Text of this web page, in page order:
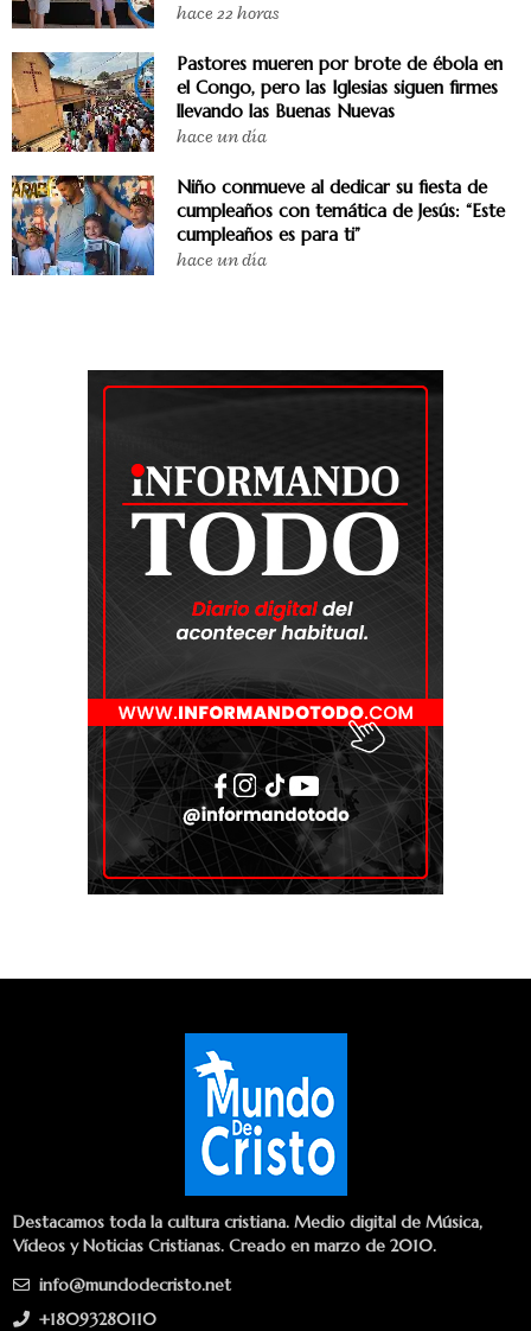
hace 22 horas
Pastores mueren por brote de ébola en
el Congo, pero las Iglesias siguen firmes
llevando las Buenas Nuevas
hace un día
Niño conmueve al dedicar su fiesta de
cumpleaños con temática de Jesús: “Este
cumpleaños es para ti”
hace un día
Destacamos toda la cultura cristiana. Medio digital de Música,
Vídeos y Noticias Cristianas. Creado en marzo de 2010.
info@mundodecristo.net
+18093280110